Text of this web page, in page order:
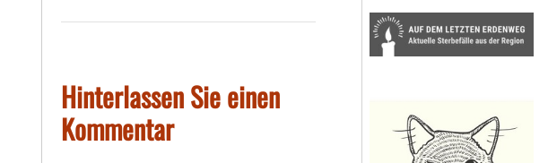
Hinterlassen Sie einen
Kommentar